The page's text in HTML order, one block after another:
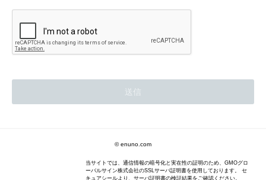
© enuno.com
当サイトでは、通信情報の暗号化と実在性の証明のため、GMOグロ
ーバルサイン株式会社のSSLサーバ証明書を使用しております。 セ
キュアシールより、サーバ証明書の検証結果をご確認ください。